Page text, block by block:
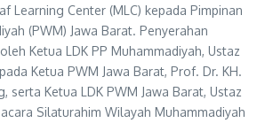
Learning Center (MLC) kepada Pimpinan
(PWM) Jawa Barat. Penyerahan
Ketua LDK PP Muhammadiyah, Ustaz
Ketua PWM Jawa Barat, Prof. Dr. KH.
serta Ketua LDK PWM Jawa Barat, Ustaz
Silaturahim Wilayah Muhammadiyah